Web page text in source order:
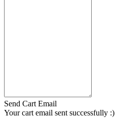
Send Cart Email
Your cart email sent successfully :)